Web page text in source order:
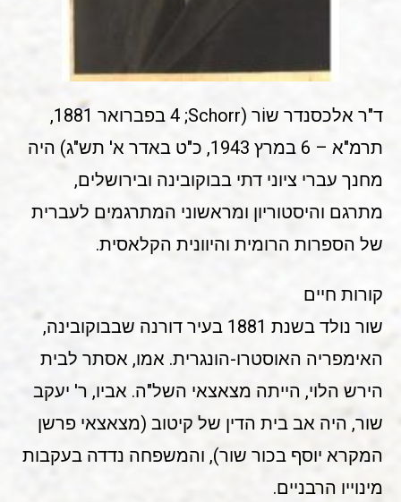
ד"ר אלכסנדר שוֹר (Schorr;‏ 4 בפברואר 1881,
תרמ"א – 6 במרץ 1943, כ"ט באדר א' תש"ג) היה
מחנך עברי ציוני דתי בבוקובינה ובירושלים,
מתרגם והיסטוריון ומראשוני המתרגמים לעברית
של הספרות הרומית והיוונית הקלאסית.
קורות חיים
שור נולד בשנת 1881 בעיר דורנה שבבוקובינה,
האימפריה האוסטרו-הונגרית. אמו, אסתר לבית
הירש הלוי, הייתה מצאצאי השל"ה. אביו, ר' יעקב
שור, היה אב בית הדין של קיטוב (מצאצאי פרשן
המקרא יוסף בכור שור), והמשפחה נדדה בעקבות
מינוייו הרבניים.